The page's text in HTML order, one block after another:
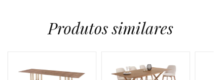
Produtos similares